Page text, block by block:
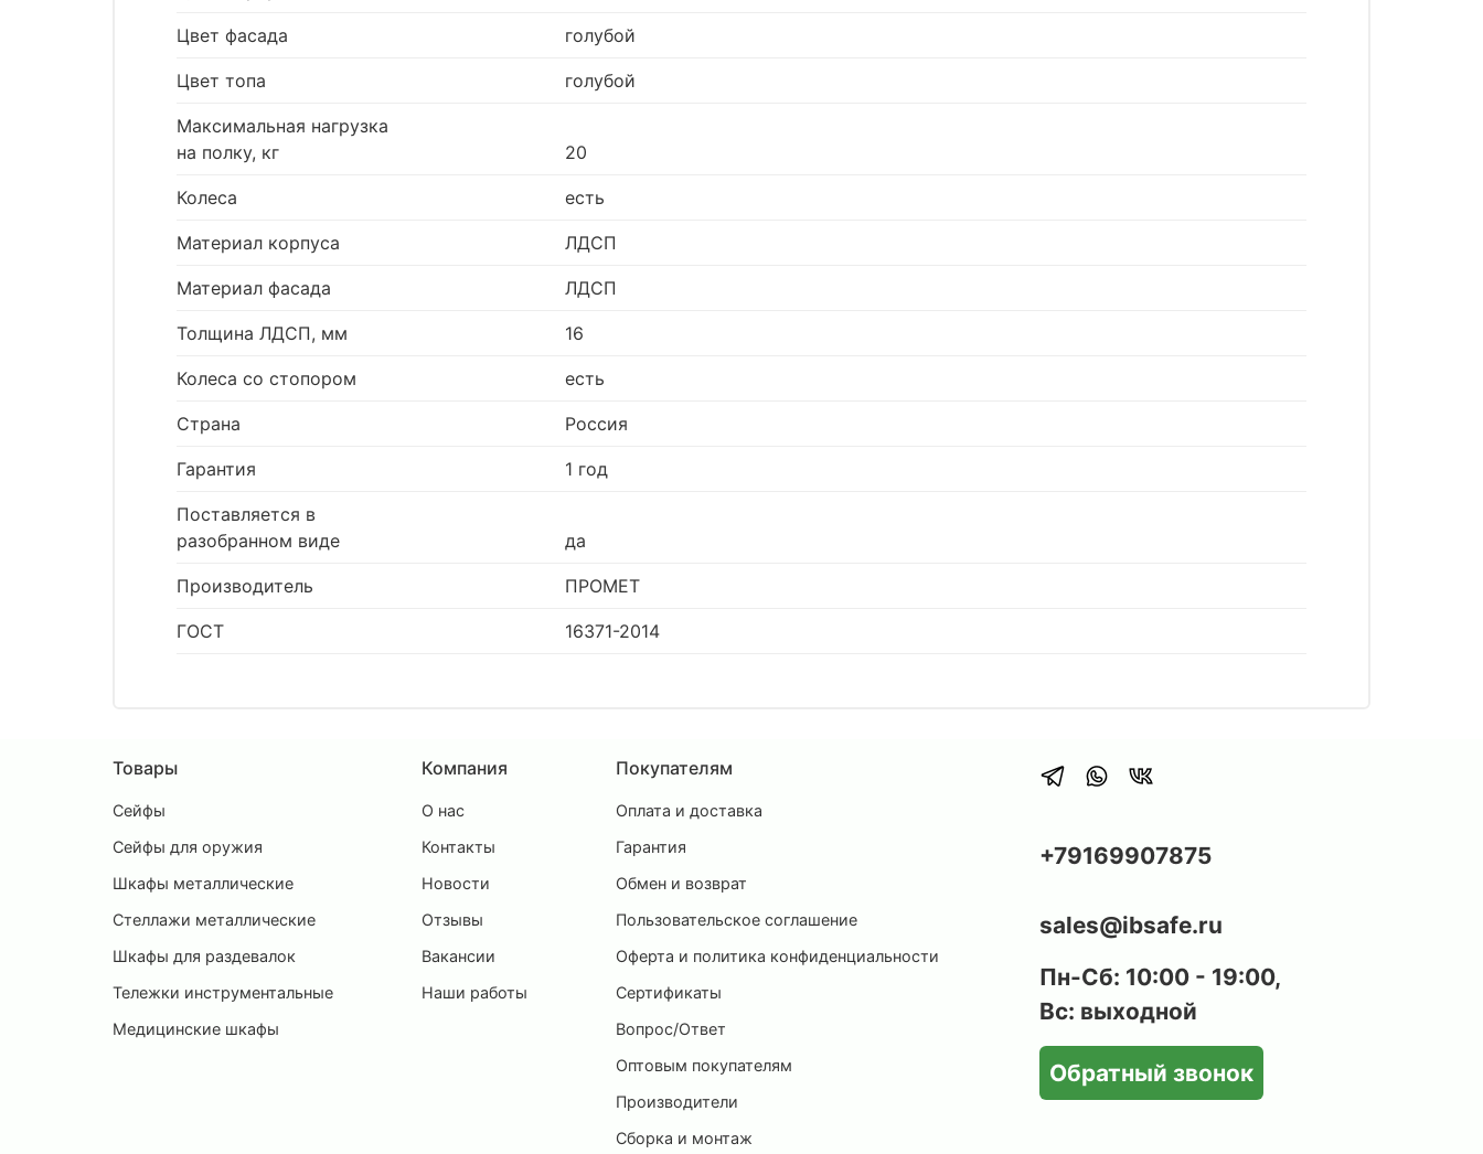
Цвет фасада голубой
Цвет топа голубой
Максимальная нагрузка
на полку, кг
20
Колеса есть
Материал корпуса ЛДСП
Материал фасада ЛДСП
Толщина ЛДСП, мм 16
Колеса со стопором есть
Страна Россия
Гарантия 1 год
Поставляется в
разобранном виде
да
Производитель ПРОМЕТ
ГОСТ 16371-2014
Товары
Сейфы
Сейфы для оружия
Шкафы металлические
Стеллажи металлические
Шкафы для раздевалок
Тележки инструментальные
Медицинские шкафы
Компания
О нас
Контакты
Новости
Отзывы
Вакансии
Наши работы
Покупателям
Оплата и доставка
Гарантия
Обмен и возврат
Пользовательское соглашение
Оферта и политика конфиденциальности
Сертификаты
Вопрос/Ответ
Оптовым покупателям
Производители
Сборка и монтаж
+79169907875
sales@ibsafe.ru
Пн-Сб: 10:00 - 19:00,
Вс: выходной
Обратный звонок